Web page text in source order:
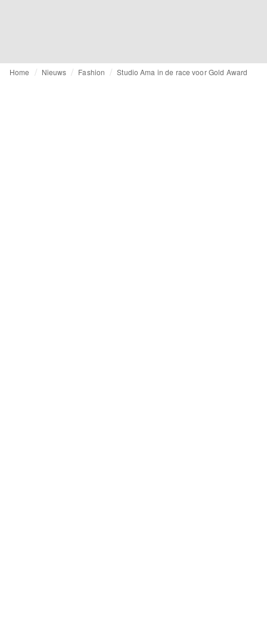
Home Nieuws Fashion Studio Ama in de race voor Gold Award